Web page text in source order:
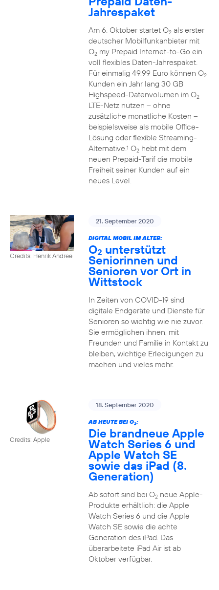
Jahrespaket
Am 6. Oktober startet O2als erster
deutscher Mobilfunkanbieter mit
O2my Prepaid Internet-to-Go ein
voll flexibles Daten-Jahrespaket.
Für einmalig 49,99 Euro können O2
Kunden ein Jahr lang 30 GB
Highspeed-Datenvolumen im O2
LTE-Netz nutzen – ohne
zusätzliche monatliche Kosten –
beispielsweise als mobile Office-
Lösung oder flexible Streaming-
Alternative.1 O2hebt mit dem
neuen Prepaid-Tarif die mobile
Freiheit seiner Kunden auf ein
neues Level.
Credits: Henrik Andree
21. September 2020
DIGITAL MOBIL IM ALTER:
O2 unterstützt
Seniorinnen und
Senioren vor Ort in
Wittstock
In Zeiten von COVID-19 sind
digitale Endgeräte und Dienste für
Senioren so wichtig wie nie zuvor.
Sie ermöglichen ihnen, mit
Freunden und Familie in Kontakt zu
bleiben, wichtige Erledigungen zu
machen und vieles mehr.
Credits: Apple
18. September 2020
AB HEUTE BEI O2:
Die brandneue Apple
Watch Series 6 und
Apple Watch SE
sowie das iPad (8.
Generation)
Ab sofort sind bei O2neue Apple-
Produkte erhältlich: die Apple
Watch Series 6 und die Apple
Watch SE sowie die achte
Generation des iPad. Das
überarbeitete iPad Air ist ab
Oktober verfügbar.